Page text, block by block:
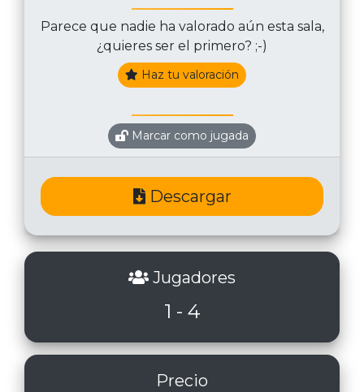
Parece que nadie ha valorado aún esta sala,
¿quieres ser el primero? ;-)
Haz tu valoración
Marcar como jugada
Descargar
Jugadores
1 - 4
Precio